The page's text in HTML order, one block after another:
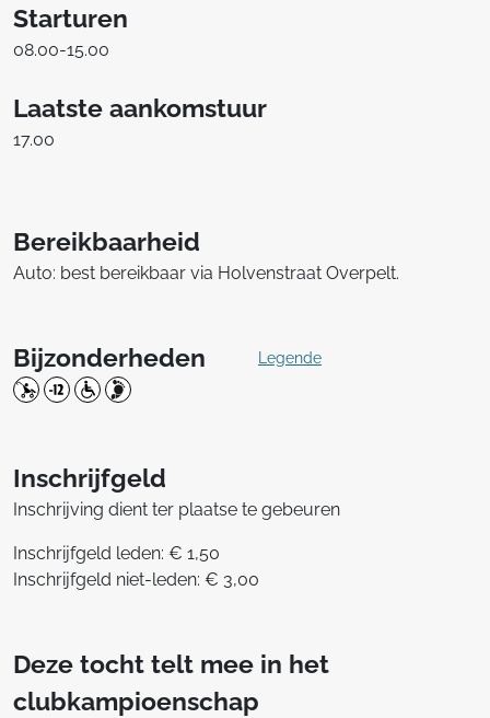
Starturen
08.00-15.00
Laatste aankomstuur
17.00
Bereikbaarheid
Auto: best bereikbaar via Holvenstraat Overpelt.
Bijzonderheden Legende
Inschrijfgeld
Inschrijving dient ter plaatse te gebeuren
Inschrijfgeld leden: € 1,50
Inschrijfgeld niet-leden: € 3,00
Deze tocht telt mee in het
clubkampioenschap